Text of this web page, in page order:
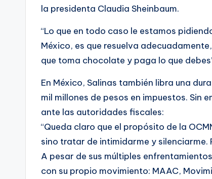
la presidenta Claudia Sheinbaum.
“Lo que en todo caso le estamos
México, es que resuelva
que toma chocolate y paga lo que
En México, Salinas también libra una
mil millones de pesos en impuestos. Sin
ante las autoridades fiscales:
“Queda claro que el propósito de la
sino tratar de intimidarme y silenciarme.
A pesar de sus múltiples
con su propio movimiento: MAAC,